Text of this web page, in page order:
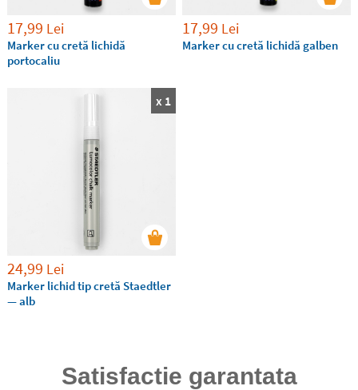
17,99 Lei
Marker cu cretă lichidă
portocaliu
17,99 Lei
Marker cu cretă lichidă galben
x 1
24,99 Lei
Marker lichid tip cretă Staedtler
— alb
Satisfactie garantata